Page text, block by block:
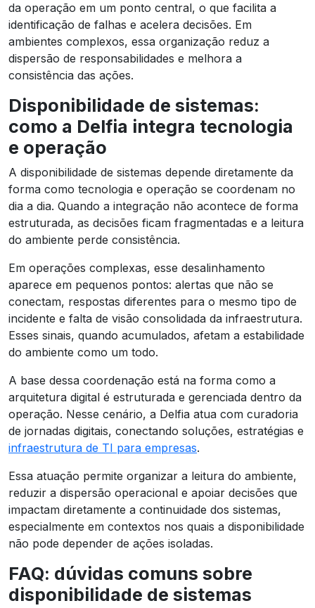
da operação em um ponto central, o que facilita a
identificação de falhas e acelera decisões. Em
ambientes complexos, essa organização reduz a
dispersão de responsabilidades e melhora a
consistência das ações.
Disponibilidade de sistemas:
como a Delfia integra tecnologia
e operação
A disponibilidade de sistemas depende diretamente da
forma como tecnologia e operação se coordenam no
dia a dia. Quando a integração não acontece de forma
estruturada, as decisões ficam fragmentadas e a leitura
do ambiente perde consistência.
Em operações complexas, esse desalinhamento
aparece em pequenos pontos: alertas que não se
conectam, respostas diferentes para o mesmo tipo de
incidente e falta de visão consolidada da infraestrutura.
Esses sinais, quando acumulados, afetam a estabilidade
do ambiente como um todo.
A base dessa coordenação está na forma como a
arquitetura digital é estruturada e gerenciada dentro da
operação. Nesse cenário, a Delfia atua com curadoria
de jornadas digitais, conectando soluções, estratégias e
infraestrutura de TI para empresas.
Essa atuação permite organizar a leitura do ambiente,
reduzir a dispersão operacional e apoiar decisões que
impactam diretamente a continuidade dos sistemas,
especialmente em contextos nos quais a disponibilidade
não pode depender de ações isoladas.
FAQ: dúvidas comuns sobre
disponibilidade de sistemas